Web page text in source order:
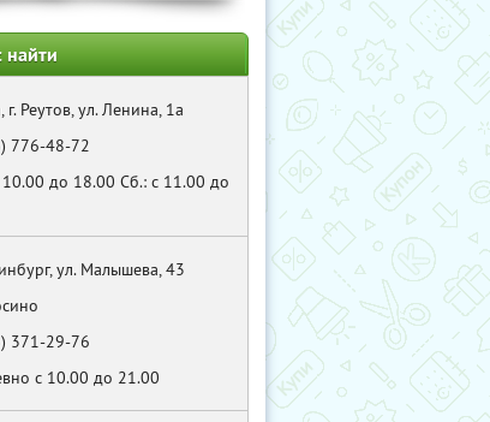
найти
г. Реутов, ул. Ленина, 1а
776-48-72
10.00 до 18.00 Cб.: с 11.00 до
ул. Малышева, 43
371-29-76
c 10.00 до 21.00